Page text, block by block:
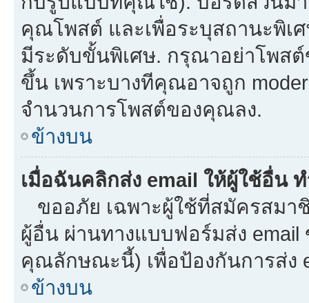
คุณโพสต์ และเพื่อระบุสถานะพิเศ
มีระดับขั้นพิเศษ. กรุณาอย่าโพส
ขึ้น เพราะบางทีคุณอาจถูก
จำนวนการโพสต์ของคุณลง.
ข้างบน
เมื่อฉันคลิกส่ง email ให้ผู้ใช้อื่น
ขออภัย เฉพาะผู้ใช้ที่สมัครสมา
ผู้อื่น ผ่านทางแบบฟอร์มส่ง
คุณลักษณะนี้) เพื่อป้องกันการส่ง
ข้างบน